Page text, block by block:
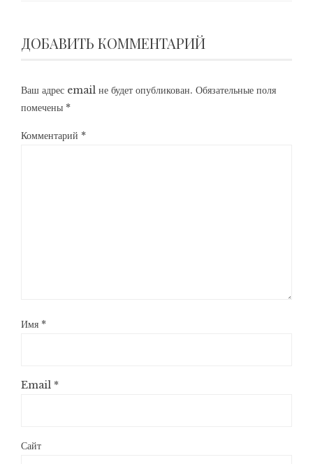
ДОБАВИТЬ КОММЕНТАРИЙ
Ваш адрес email не будет опубликован. Обязательные поля
помечены *
Комментарий *
Имя *
Email *
Сайт